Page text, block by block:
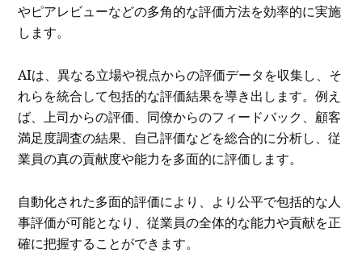
やピアレビューなどの多角的な評価方法を効率的に実施
します。
AIは、異なる立場や視点からの評価データを収集し、そ
れらを統合して包括的な評価結果を導き出します。例え
ば、上司からの評価、同僚からのフィードバック、顧客
満足度調査の結果、自己評価などを総合的に分析し、従
業員の真の貢献度や能力を多面的に評価します。
自動化された多面的評価により、より公平で包括的な人
事評価が可能となり、従業員の全体的な能力や貢献を正
確に把握することができます。